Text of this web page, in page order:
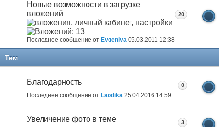
Новые возможности в загрузке
вложений
Последнее сообщение от Evgeniya 05.03.2011 12:38
20
Тем
Благодарность
Последнее сообщение от Laodika 25.04.2016 14:59
0
Увеличение фото в теме 3